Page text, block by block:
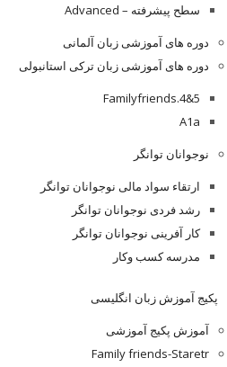
سطح پیشرفته – Advanced
دوره های آموزشی زبان آلمانی
دوره های آموزشی زبان ترکی استانبولی
Familyfriends.4&5
A1a
نوجوانان توانگر
ارتقاء سواد مالی نوجوانان توانگر
رشد فردی نوجوانان توانگر
کار آفرینی نوجوانان توانگر
مدرسه کسب وکار
پکیج آموزش زبان انگلیسی
آموزش پکیج آموزشی
Family friends-Staretr